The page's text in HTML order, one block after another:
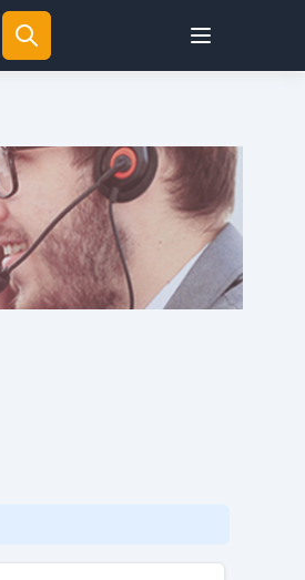
Open user menu